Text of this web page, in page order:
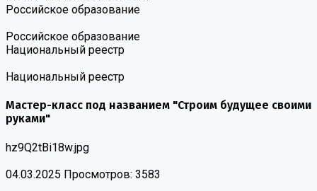
Российское образование
Российское образование
Национальный реестр
Национальный реестр
Мастер-класс под названием "Строим будущее своими
руками"
hz9Q2tBi18w.jpg
04.03.2025 Просмотров: 3583